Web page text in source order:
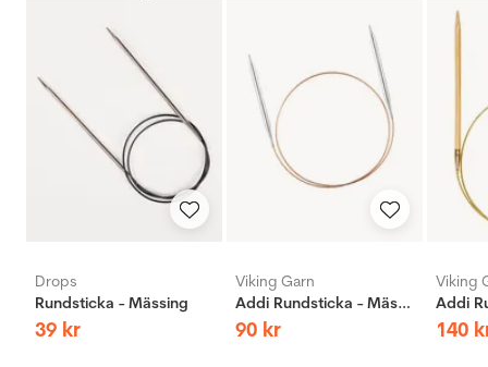
Drops
Rundsticka - Mässing
39 kr
Viking Garn
Addi Rundsticka - Mässing
90 kr
Viking
140